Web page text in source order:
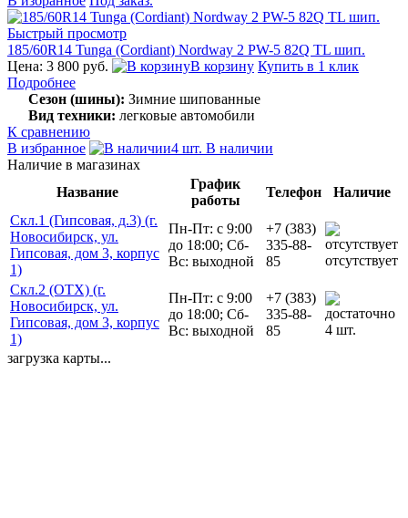
Быстрый просмотр
185/60R14 Tunga (Cordiant) Nordway 2 PW-5 82Q TL шип.
Цена: 3 800 руб.
В корзину Купить в 1 клик
Подробнее
Сезон (шины): Зимние шипованные
Вид техники: легковые автомобили
К сравнению
В избранное
4 шт. В наличии
Наличие в магазинах
Название
График
работы
Телефон
Наличие
Скл.1 (Гипсовая, д.3) (г.
Новосибирск, ул.
Гипсовая, дом 3, корпус
1)
Пн-Пт: с 9:00
до 18:00; Сб-
Вс: выходной
+7 (383)
335-88-
85
отсутствует
Скл.2 (ОТХ) (г.
Новосибирск, ул.
Гипсовая, дом 3, корпус
1)
Пн-Пт: с 9:00
до 18:00; Сб-
Вс: выходной
+7 (383)
335-88-
85
4 шт.
загрузка карты...